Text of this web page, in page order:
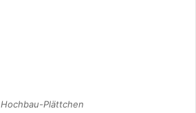
Hochbau-Plättchen